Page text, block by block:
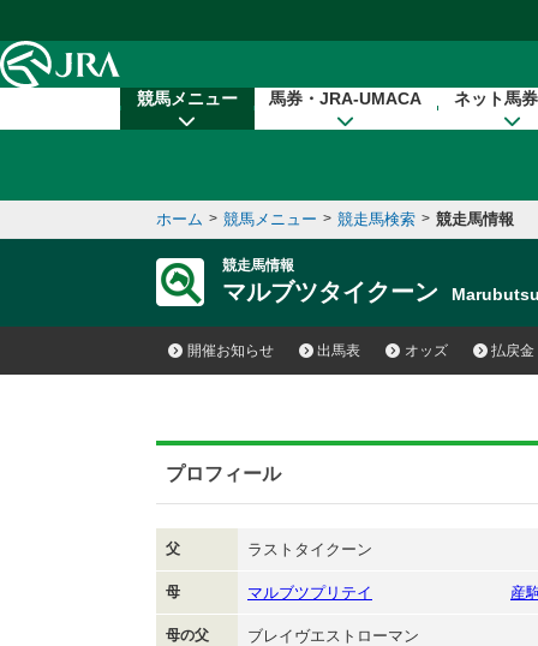
競馬メニュー 馬券・JRA-UMACA ネット馬
ホーム > 競馬メニュー > 競走馬検索 > 競走馬情報
競走馬情報
マルブツタイクーン
開催お知らせ 出馬表 オッズ 払戻金
プロフィール
父 ラストタイクーン
母 マルブツプリテイ 産
母の父 ブレイヴエストローマン